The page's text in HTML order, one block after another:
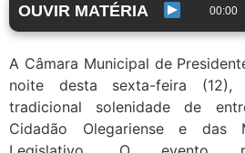
OUVIR MATÉRIA 00:00
A Câmara Municipal de
noite desta sexta-feira
tradicional solenidade de
Cidadão Olegariense e das